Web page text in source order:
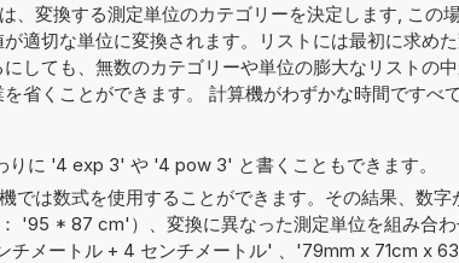
、変換する測定単位のカテゴリーを決定します, この
適切な単位に変換されます。リストには最初に求め
しても、無数のカテゴリーや単位の膨大なリストの
省くことができます。 計算機がわずかな時間ですべ
りに '4 exp 3' や '4 pow 3' と書くこともできます。
では数式を使用することができます。その結果、数
'95 * 87 cm'）、変換に異なった測定単位を組み合わ
チメートル + 4 センチメートル' 、'79mm x 71cm x